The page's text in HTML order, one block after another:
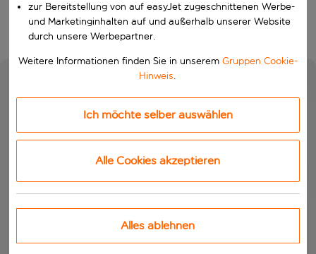
Suchen
zur Bereitstellung von auf easyJet zugeschnittenen Werbe-
und Marketinginhalten auf und außerhalb unserer Website
durch unsere Werbepartner.
Weitere Informationen finden Sie in unserem Gruppen Cookie-
Hinweis.
Ich möchte selber auswählen
Alle Cookies akzeptieren
Alles ablehnen